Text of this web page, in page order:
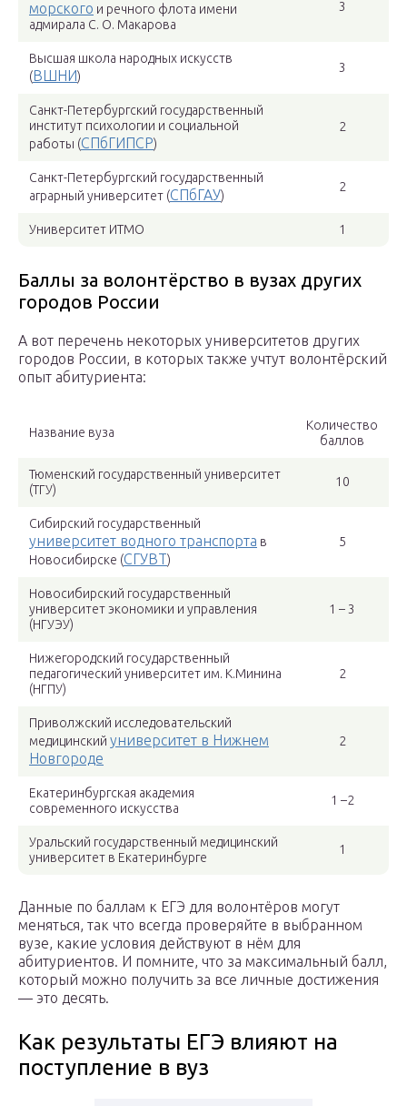
морского и речного флота имени
адмирала С. О. Макарова
3
Высшая школа народных искусств
(ВШНИ)
3
Санкт-Петербургский государственный
институт психологии и социальной
работы (СПбГИПСР)
2
Санкт-Петербургский государственный
аграрный университет (СПбГАУ)
2
Университет ИТМО 1
Баллы за волонтёрство в вузах других
городов России
А вот перечень некоторых университетов других
городов России, в которых также учтут волонтёрский
опыт абитуриента:
Название вуза
Количество
баллов
Тюменский государственный университет
(ТГУ)
10
Сибирский государственный
университет водного транспорта в
Новосибирске (СГУВТ)
5
Новосибирский государственный
университет экономики и управления
(НГУЭУ)
1 – 3
Нижегородский государственный
педагогический университет им. К.Минина
(НГПУ)
2
Приволжский исследовательский
медицинский университет в Нижнем
Новгороде
2
Екатеринбургская академия
современного искусства
1 –2
Уральский государственный медицинский
университет в Екатеринбурге
1
Данные по баллам к ЕГЭ для волонтёров могут
меняться, так что всегда проверяйте в выбранном
вузе, какие условия действуют в нём для
абитуриентов. И помните, что за максимальный балл,
который можно получить за все личные достижения
— это десять.
Как результаты ЕГЭ влияют на
поступление в вуз